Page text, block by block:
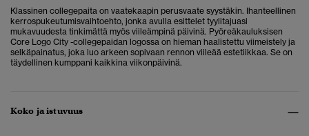
Klassinen collegepaita on vaatekaapin perusvaate syystäkin. Ihanteellinen
kerrospukeutumisvaihtoehto, jonka avulla esittelet tyylitajuasi
mukavuudesta tinkimättä myös viileämpinä päivinä. Pyöreäkauluksisen
Core Logo City -collegepaidan logossa on hieman haalistettu viimeistely ja
selkäpainatus, joka luo arkeen sopivaan rennon viileää estetiikkaa. Se on
täydellinen kumppani kaikkina viikonpäivinä.
Koko ja istuvuus